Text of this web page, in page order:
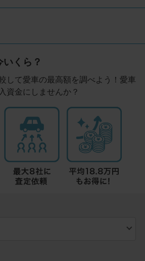
くら？
して愛車の最高額を調べよう！愛車
資金にしませんか？